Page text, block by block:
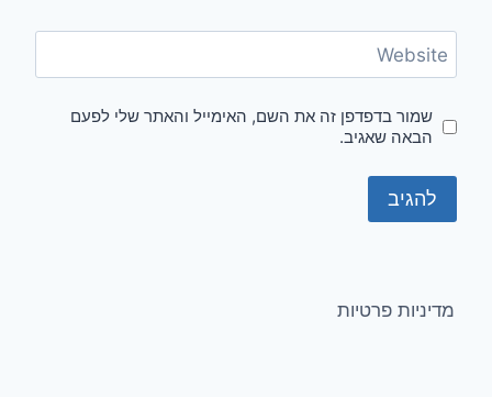
Website
שמור בדפדפן זה את השם, האימייל והאתר שלי לפעם
הבאה שאגיב.
מדיניות פרטיות